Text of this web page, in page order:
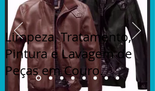
Limpeza, Tratamento,
Pintura e Lavagem de
Peças em Couro.